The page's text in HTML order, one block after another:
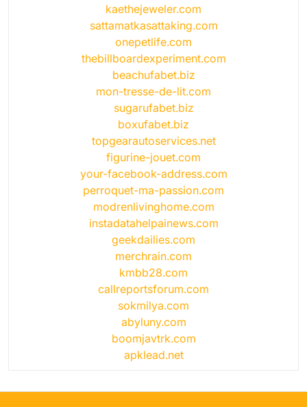
kaethejeweler.com
sattamatkasattaking.com
onepetlife.com
thebillboardexperiment.com
beachufabet.biz
mon-tresse-de-lit.com
sugarufabet.biz
boxufabet.biz
topgearautoservices.net
figurine-jouet.com
your-facebook-address.com
perroquet-ma-passion.com
modrenlivinghome.com
instadatahelpainews.com
geekdailies.com
merchrain.com
kmbb28.com
callreportsforum.com
sokmilya.com
abyluny.com
boomjavtrk.com
apklead.net